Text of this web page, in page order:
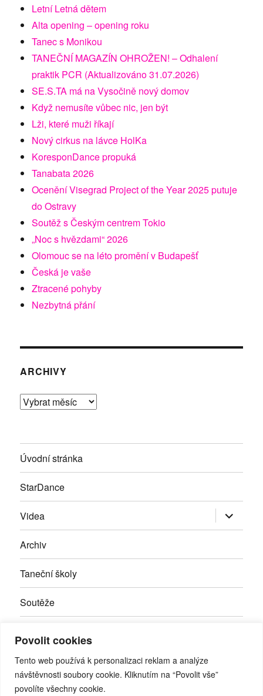
Povolit cookies
Tento web používá k personalizaci reklam a analýze
návštěvnosti soubory cookie. Kliknutím na “Povolit vše”
povolíte všechny cookie.
Letní Letná dětem
Alta opening – opening roku
Tanec s Monikou
TANEČNÍ MAGAZÍN OHROŽEN! – Odhalení
praktik PCR (Aktualizováno 31.07.2026)
SE.S.TA má na Vysočině nový domov
Když nemusíte vůbec nic, jen být
Lži, které muži říkají
Nový cirkus na lávce HolKa
KoresponDance propuká
Tanabata 2026
Ocenění Visegrad Project of the Year 2025 putuje
do Ostravy
Soutěž s Českým centrem Tokio
„Noc s hvězdami“ 2026
Olomouc se na léto promění v Budapešť
Česká je vaše
Ztracené pohyby
Nezbytná přání
ARCHIVY
Archivy
Úvodní stránka
StarDance
Videa Zobrazit
položky
Archiv
Taneční školy
Soutěže
Kontakty